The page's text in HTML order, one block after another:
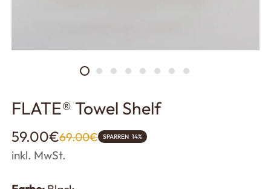
FLATE® Towel Shelf
Verkaufspreis
59.00€
Regulärer
Preis
69.00€ SPARREN 14%
inkl. MwSt.